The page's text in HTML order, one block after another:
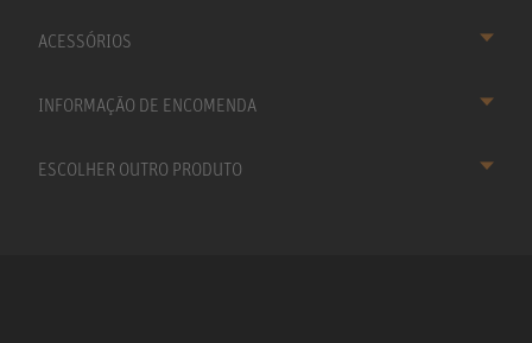
ACESSÓRIOS
INFORMAÇÃO DE ENCOMENDA
ESCOLHER OUTRO PRODUTO